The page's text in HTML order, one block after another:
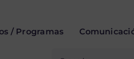
/ Programas